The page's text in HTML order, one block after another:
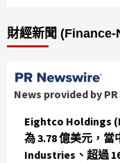
財經新聞 (Finance-
News provided by
Eightco Holdings
為 3.78 億美元，
Industries、超過